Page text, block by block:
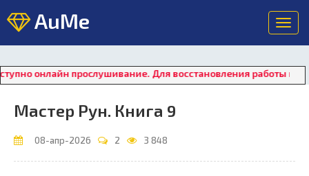
AuMe
прослушивание. Для восстановления работы плеера
Мастер Рун. Книга 9
08-апр-2026 2 3 848